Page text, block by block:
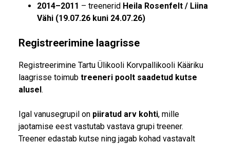
2014–2011 – treenerid Heila Rosenfelt / Liina
Vähi (19.07.26 kuni 24.07.26)
Registreerimine laagrisse
Registreerimine Tartu Ülikooli Korvpallikooli Kääriku
laagrisse toimub treeneri poolt saadetud kutse
alusel.
Igal vanusegrupil on piiratud arv kohti, mille
jaotamise eest vastutab vastava grupi treener.
Treener edastab kutse ning jagab kohad vastavalt